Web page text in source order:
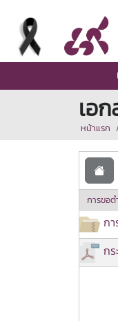
เอ
หน้าแรก
การขอ
ก
ก